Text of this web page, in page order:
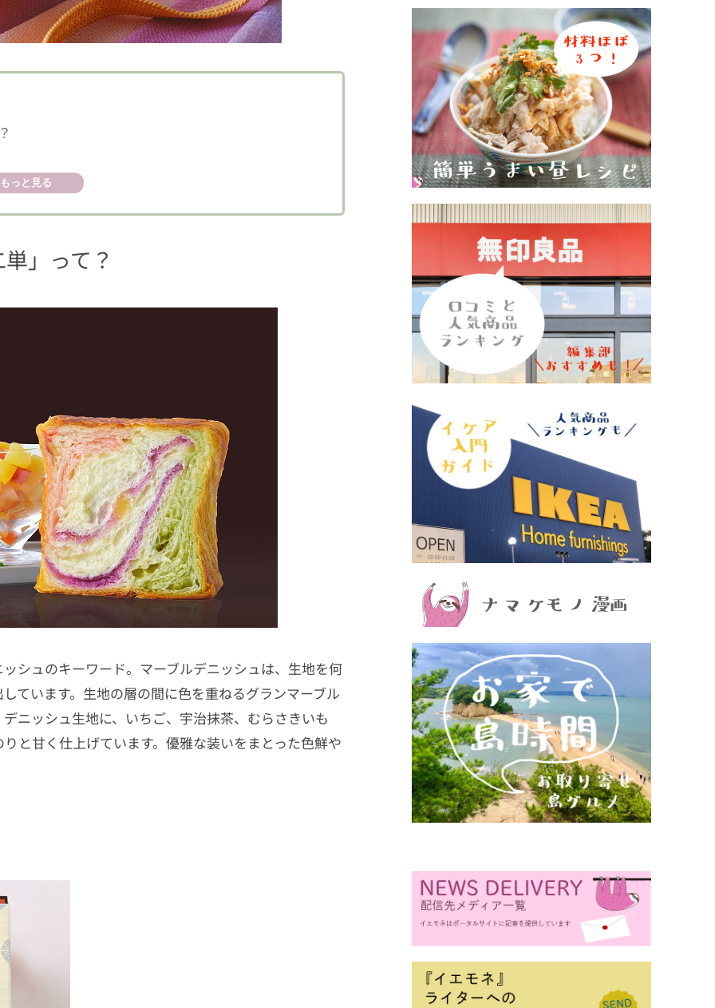
もっと見る
」って？
シュのキーワード。マーブルデニッシュは、生地を何
ています。生地の層の間に色を重ねるグランマーブル
ニッシュ生地に、いちご、宇治抹茶、むらさきいも
と甘く仕上げています。優雅な装いをまとった色鮮や